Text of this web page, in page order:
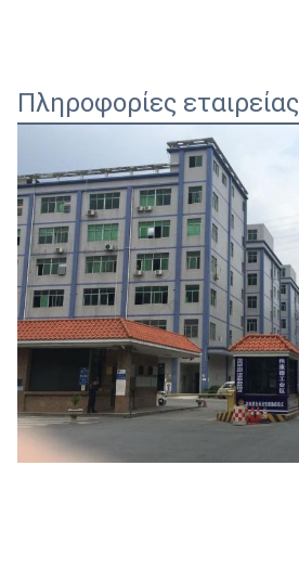
Πληροφορίες εταιρείας